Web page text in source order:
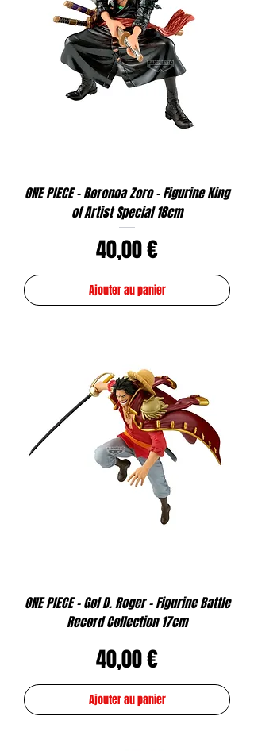
ONE PIECE - Roronoa Zoro - Figurine King
of Artist Special 18cm
Prix
40,00 €
Ajouter au panier
ONE PIECE - Gol D. Roger - Figurine Battle
Record Collection 17cm
Prix
40,00 €
Ajouter au panier